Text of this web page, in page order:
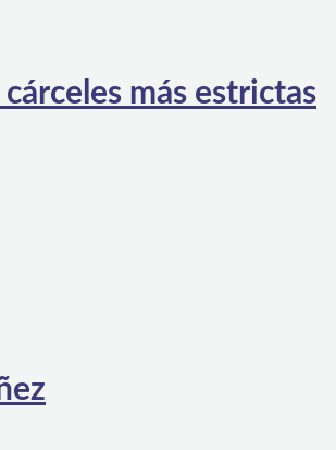
más estrictas